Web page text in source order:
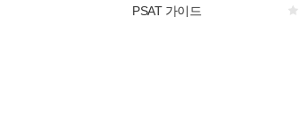
PSAT 가이드